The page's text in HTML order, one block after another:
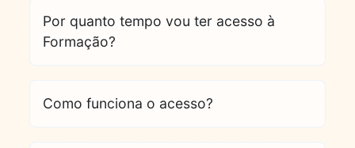
Por quanto tempo vou ter acesso à
Formação?
Como funciona o acesso?